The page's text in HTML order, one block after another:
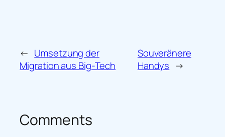
← Umsetzung der
Migration aus Big-Tech
Souveränere
Handys →
Comments